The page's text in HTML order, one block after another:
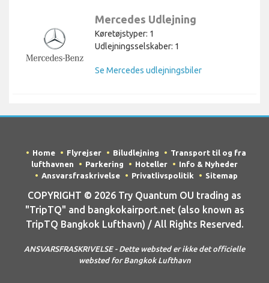
Mercedes Udlejning
Køretøjstyper: 1
Udlejningsselskaber: 1
Se Mercedes udlejningsbiler
Home Flyrejser Biludlejning
Transport til og fra
lufthavnen
Parkering Hoteller
Info & Nyheder
Ansvarsfraskrivelse
Privatlivspolitik Sitemap
COPYRIGHT © 2026 Try Quantum OU trading as
"TripTQ" and bangkokairport.net (also known as
TripTQ Bangkok Lufthavn) / All Rights Reserved.
ANSVARSFRASKRIVELSE - Dette websted er ikke det officielle
websted for Bangkok Lufthavn